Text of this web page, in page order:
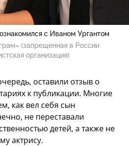
с Иваном Ургантом
(запрещенная в России
организация)
оставили отзыв о
к публикации. Многие
как вел себя сын
не переставали
детей, а также не
актрису.